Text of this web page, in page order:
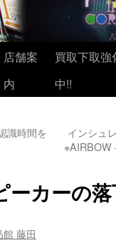
店舗案
内
買取下取強
中!!
識時間を
インシュ
※AIRBOW
カーの
館 藤田